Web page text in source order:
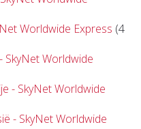
Worldwide Express (4
SkyNet Worldwide
- SkyNet Worldwide
- SkyNet Worldwide